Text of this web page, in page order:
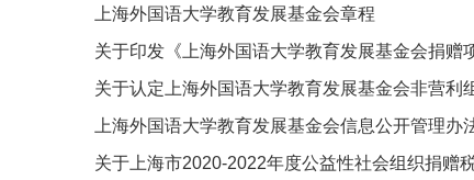
上海外国语大学教育发展基金会章程
关于印发《上海外国语大学教育发展基金会捐赠
关于认定上海外国语大学教育发展基金会非营利
上海外国语大学教育发展基金会信息公开管理办
关于上海市2020-2022年度公益性社会组织捐赠